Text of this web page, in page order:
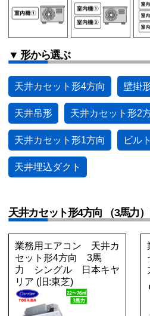
▼ 形から選ぶ
天井カセット形4方向 壁掛
天井吊形 天井カセット形2
天井カセット形1方向 ビル
天井埋込ダクト
天井カセット形4方向 （3馬力
業務用エアコン 天井カ
セット形4方向 3馬
力 シングル 日本キヤ
リア (旧:東芝)